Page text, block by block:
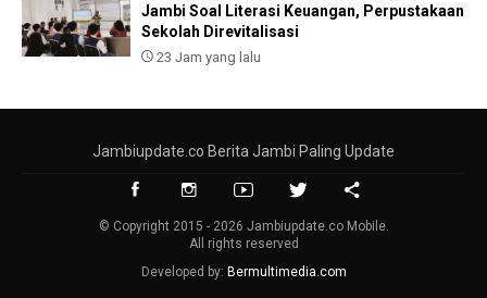
Jambi Soal Literasi Keuangan, Perpustakaan
Sekolah Direvitalisasi
23 Jam yang lalu
Jambiupdate.co Berita Jambi Paling Update
© Copyright 2015 - 2026 Jambiupdate.co Mobile.
All rights reserved
Developed by: Bermultimedia.com